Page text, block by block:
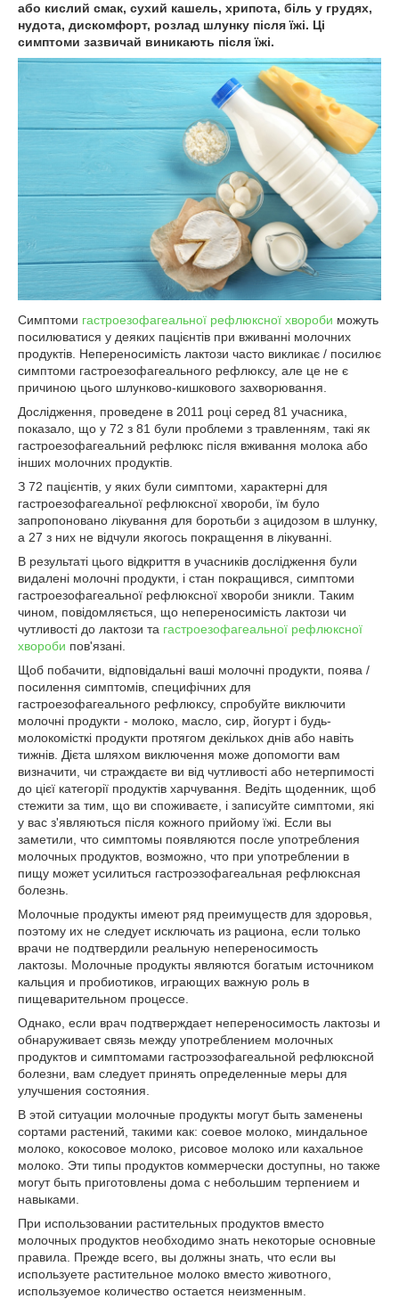
або кислий смак, сухий кашель, хрипота, біль у грудях,
нудота, дискомфорт, розлад шлунку після їжі. Ці
симптоми зазвичай виникають після їжі.
Симптоми гастроезофагеальної рефлюксної хвороби можуть
посилюватися у деяких пацієнтів при вживанні молочних
продуктів. Непереносимість лактози часто викликає / посилює
симптоми гастроезофагеального рефлюксу, але це не є
причиною цього шлунково-кишкового захворювання.
Дослідження, проведене в 2011 році серед 81 учасника,
показало, що у 72 з 81 були проблеми з травленням, такі як
гастроезофагеальний рефлюкс після вживання молока або
інших молочних продуктів.
З 72 пацієнтів, у яких були симптоми, характерні для
гастроезофагеальної рефлюксної хвороби, їм було
запропоновано лікування для боротьби з ацидозом в шлунку,
а 27 з них не відчули якогось покращення в лікуванні.
В результаті цього відкриття в учасників дослідження були
видалені молочні продукти, і стан покращився, симптоми
гастроезофагеальної рефлюксної хвороби зникли. Таким
чином, повідомляється, що непереносимість лактози чи
чутливості до лактози та гастроезофагеальної рефлюксної
хвороби пов'язані.
Щоб побачити, відповідальні ваші молочні продукти, поява /
посилення симптомів, специфічних для
гастроезофагеального рефлюксу, спробуйте виключити
молочні продукти - молоко, масло, сир, йогурт і будь-
молокомісткі продукти протягом декількох днів або навіть
тижнів. Дієта шляхом виключення може допомогти вам
визначити, чи страждаєте ви від чутливості або нетерпимості
до цієї категорії продуктів харчування. Ведіть щоденник, щоб
стежити за тим, що ви споживаєте, і записуйте симптоми, які
у вас з'являються після кожного прийому їжі. Если вы
заметили, что симптомы появляются после употребления
молочных продуктов, возможно, что при употреблении в
пищу может усилиться гастроэзофагеальная рефлюксная
болезнь.
Молочные продукты имеют ряд преимуществ для здоровья,
поэтому их не следует исключать из рациона, если только
врачи не подтвердили реальную непереносимость
лактозы. Молочные продукты являются богатым источником
кальция и пробиотиков, играющих важную роль в
пищеварительном процессе.
Однако, если врач подтверждает непереносимость лактозы и
обнаруживает связь между употреблением молочных
продуктов и симптомами гастроэзофагеальной рефлюксной
болезни, вам следует принять определенные меры для
улучшения состояния.
В этой ситуации молочные продукты могут быть заменены
сортами растений, такими как: соевое молоко, миндальное
молоко, кокосовое молоко, рисовое молоко или кахальное
молоко. Эти типы продуктов коммерчески доступны, но также
могут быть приготовлены дома с небольшим терпением и
навыками.
При использовании растительных продуктов вместо
молочных продуктов необходимо знать некоторые основные
правила. Прежде всего, вы должны знать, что если вы
используете растительное молоко вместо животного,
используемое количество остается неизменным.